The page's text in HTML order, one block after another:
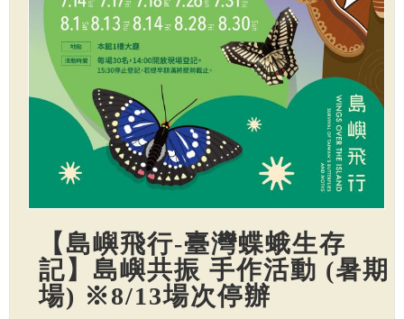
【島嶼飛行-臺灣蝶蛾生存
記】島嶼共振 手作活動 (暑期
場) ※8/13場次停辦